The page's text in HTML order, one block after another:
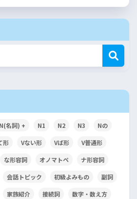
N(名詞) + N1 N2 N3 Nの
形 Vない形 Vば形 V普通形
な形容詞 オノマトペ ナ形容詞
会話トピック 初級よみもの 副詞
家族紹介 接続詞 数字・数え方